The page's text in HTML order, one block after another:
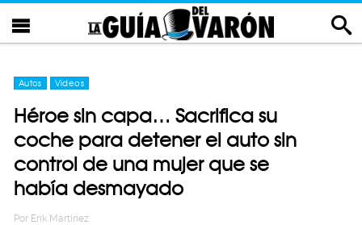
Autos Videos
Héroe sin capa… Sacrifica su
coche para detener el auto sin
control de una mujer que se
había desmayado
Por Erik Martinez